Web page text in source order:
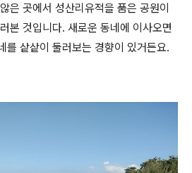
은 곳에서 성산리유적을 품은 공원이
본 것입니다. 새로운 동네에 이사오면
를 샅샅이 둘러보는 경향이 있거든요.